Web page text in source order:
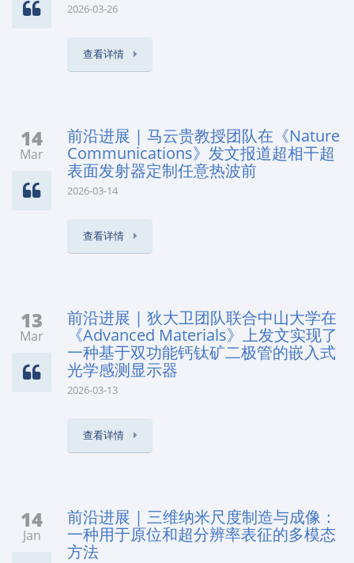
2026-03-26
查看详情
14
Mar
前沿进展 | 马云贵教授团队在《Nature
Communications》发文报道超相干超
表面发射器定制任意热波前
2026-03-14
查看详情
13
Mar
前沿进展 | 狄大卫团队联合中山大学在
《Advanced Materials》上发文实现了
一种基于双功能钙钛矿二极管的嵌入式
光学感测显示器
2026-03-13
查看详情
14
Jan
前沿进展 | 三维纳米尺度制造与成像：
一种用于原位和超分辨率表征的多模态
方法